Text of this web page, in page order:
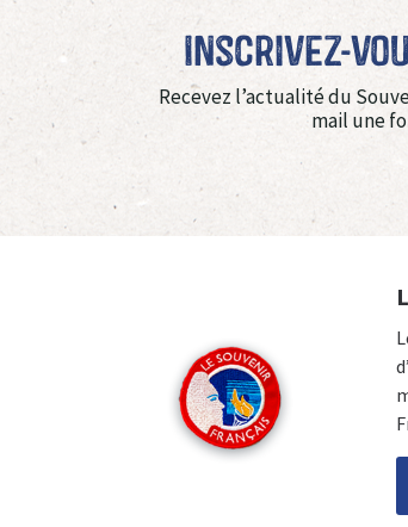
Inscrivez-
Recevez l’actualité du
mail une